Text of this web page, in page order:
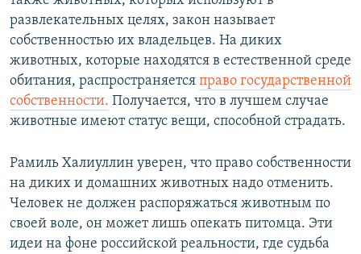
развлекательных целях, закон называет
собственностью их владельцев. На диких
животных, которые находятся в естественной среде
обитания, распространяется право государственной
собственности. Получается, что в лучшем случае
животные имеют статус вещи, способной страдать.
Рамиль Халиуллин уверен, что право собственности
на диких и домашних животных надо отменить.
Человек не должен распоряжаться животным по
своей воле, он может лишь опекать питомца. Эти
идеи на фоне российской реальности, где судьба